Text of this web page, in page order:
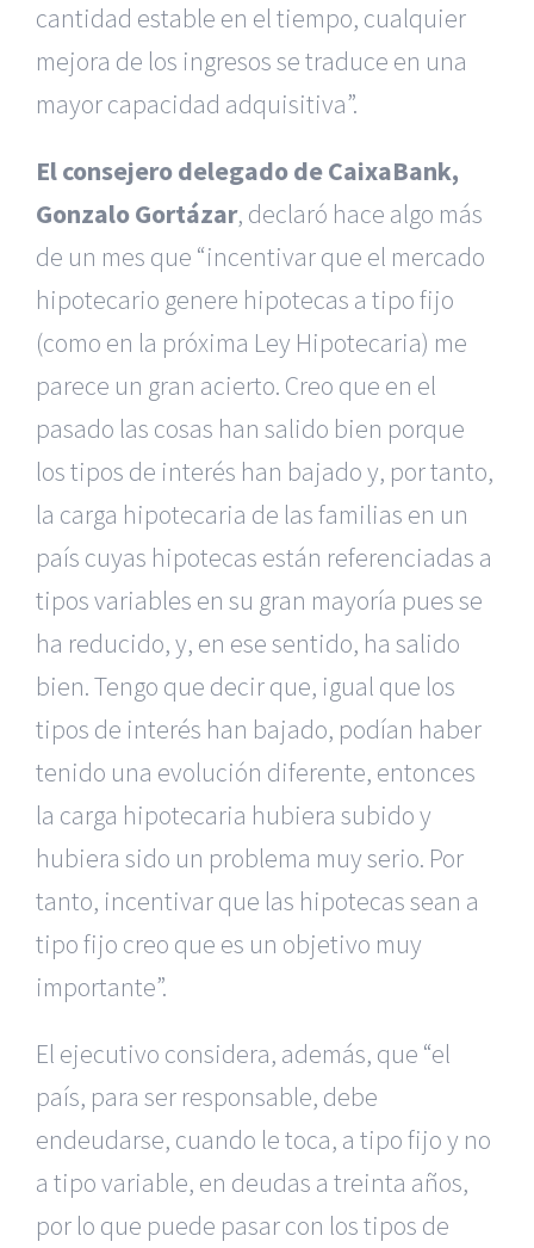
cantidad estable en el tiempo, cualquier
mejora de los ingresos se traduce en una
mayor capacidad adquisitiva”.
El consejero delegado de CaixaBank,
Gonzalo Gortázar, declaró hace algo más
de un mes que “incentivar que el mercado
hipotecario genere hipotecas a tipo fijo
(como en la próxima Ley Hipotecaria) me
parece un gran acierto. Creo que en el
pasado las cosas han salido bien porque
los tipos de interés han bajado y, por tanto,
la carga hipotecaria de las familias en un
país cuyas hipotecas están referenciadas a
tipos variables en su gran mayoría pues se
ha reducido, y, en ese sentido, ha salido
bien. Tengo que decir que, igual que los
tipos de interés han bajado, podían haber
tenido una evolución diferente, entonces
la carga hipotecaria hubiera subido y
hubiera sido un problema muy serio. Por
tanto, incentivar que las hipotecas sean a
tipo fijo creo que es un objetivo muy
importante”.
El ejecutivo considera, además, que “el
país, para ser responsable, debe
endeudarse, cuando le toca, a tipo fijo y no
a tipo variable, en deudas a treinta años,
por lo que puede pasar con los tipos de